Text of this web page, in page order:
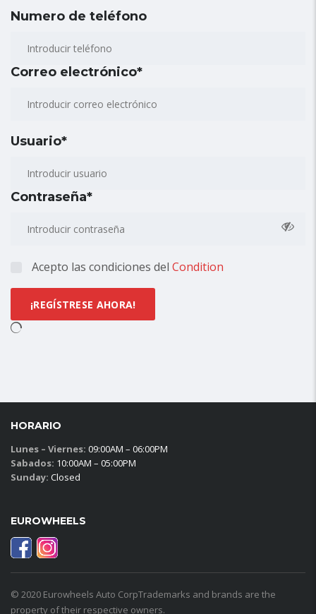
Numero de teléfono
Correo electrónico*
Usuario*
Contraseña*
Acepto las condiciones del Condition
HORARIO
Lunes – Viernes: 09:00AM – 06:00PM
Sabados: 10:00AM – 05:00PM
Sunday: Closed
EUROWHEELS
© 2020 Eurowheels Auto CorpTrademarks and brands are the
property of their respective owners.